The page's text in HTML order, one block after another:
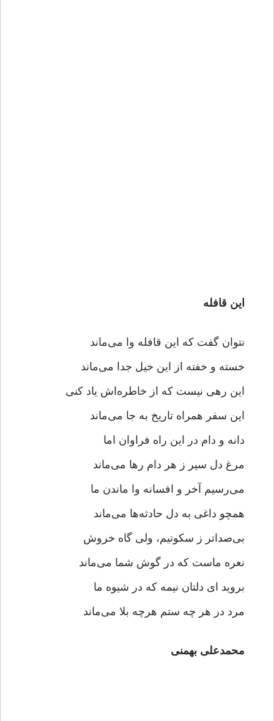
این قافله
نتوان گفت که این قافله وا می‌ماند
خسته و خفته از این خیل جدا می‌ماند
این رهی نیست که از خاطره‌اش یاد کنی
این سفر همراه تاریخ به جا می‌ماند
دانه و دام در این راه فراوان اما
مرغ دل سیر ز هر دام رها می‌ماند
می‌رسیم آخر و افسانه وا ماندن ما
همچو داغی به دل حادثه‌ها می‌ماند
بی‌صداتر ز سکوتیم‌، ولی گاه خروش
نعره ماست که در گوش شما می‌ماند
بروید ای دلتان نیمه که در شیوه ما
مرد در هر چه ستم هرچه بلا می‌ماند
محمدعلی بهمنی